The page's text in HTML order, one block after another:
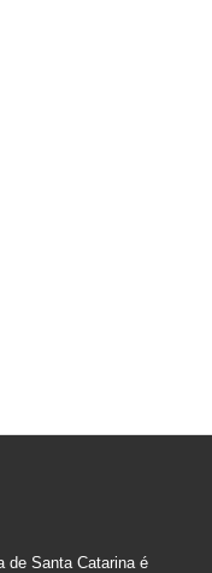
de Santa Catarina é